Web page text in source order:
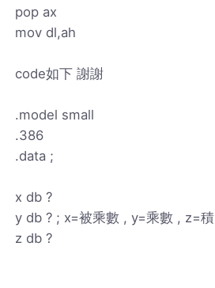
pop ax
mov dl,ah
code如下 謝謝
.model small
.386
.data ;
x db ?
y db ? ; x=被乘數 , y=乘數 , z=積
z db ?